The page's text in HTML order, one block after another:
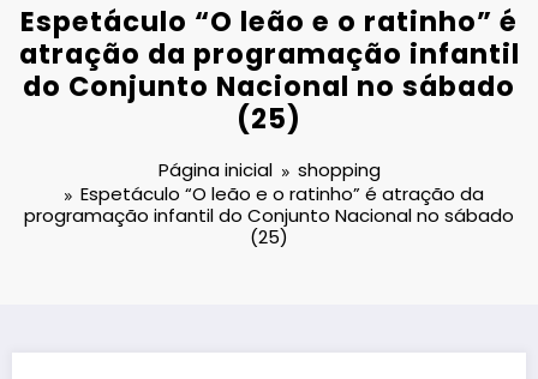
Espetáculo “O leão e o ratinho” é
atração da programação infantil
do Conjunto Nacional no sábado
(25)
Página inicial
shopping
Espetáculo “O leão e o ratinho” é atração da
programação infantil do Conjunto Nacional no sábado
(25)